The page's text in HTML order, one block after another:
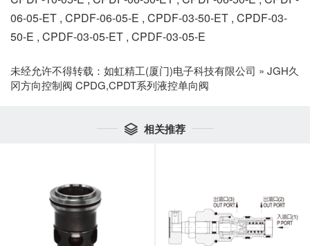
06-05-ET , CPDF-06-05-E , CPDF-03-50-ET , CPDF-03-
50-E , CPDF-03-05-ET , CPDF-03-05-E
未经允许不得转载： 如虹精工(厦门)电子科技有限公司 » JGH久
冈方向控制阀 CPDG,CPDT系列液控单向阀
 相关推荐